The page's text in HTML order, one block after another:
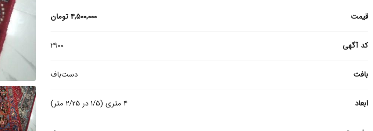
قیمت 4,500,000 تومان
کد آگهی 2900
بافت دست‌باف
ابعاد 4 متری (1/5 در 2/25 متر)